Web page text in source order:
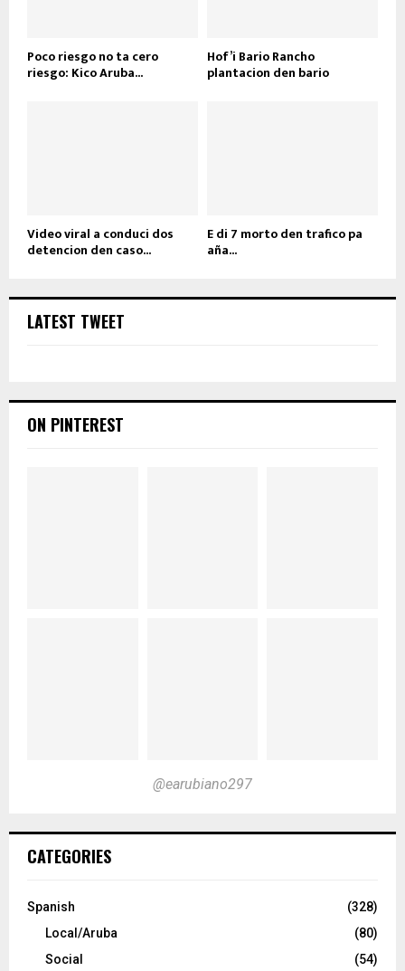
Poco riesgo no ta cero
riesgo: Kico Aruba...
Hof’i Bario Rancho
plantacion den bario
Video viral a conduci dos
detencion den caso...
E di 7 morto den trafico pa
aña...
LATEST TWEET
ON PINTEREST
@earubiano297
CATEGORIES
Spanish
(328)
Local/Aruba
(80)
Social
(54)